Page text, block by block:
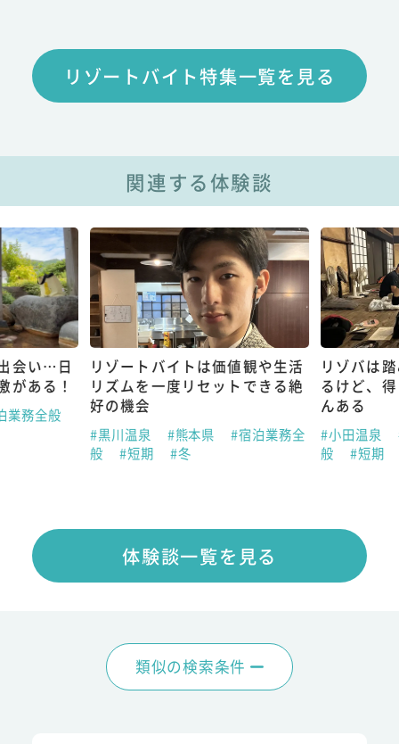
リゾートバイト特集一覧を見る
関連する体験談
会い…日
がある！
業務全般
リゾートバイトは価値観や生活
リズムを一度リセットできる絶
好の機会
#黒川温泉 #熊本県
#宿泊業務全
般
#短期 #冬
リゾバは
るけど、
んある
#小田温泉
般
#短期
体験談一覧を見る
類似の検索条件